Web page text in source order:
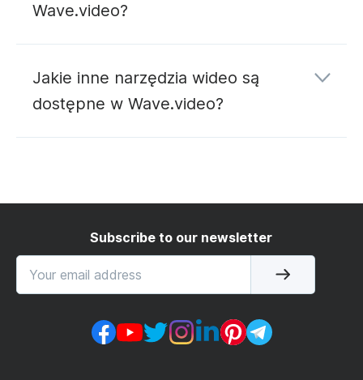
Wave.video?
Jakie inne narzędzia wideo są
dostępne w Wave.video?
Subscribe to our newsletter